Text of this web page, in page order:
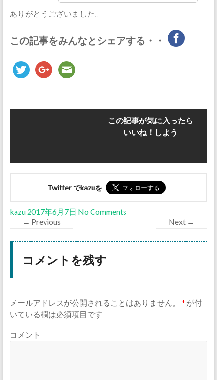
ありがとうございました。
この記事をみんなとシェアする・・
この記事が気に入ったら
いいね！しよう
Twitter でkazuを
kazu 2017年6月7日 No Comments
← Previous
Next →
コメントを残す
メールアドレスが公開されることはありません。 * が付
いている欄は必須項目です
コメント